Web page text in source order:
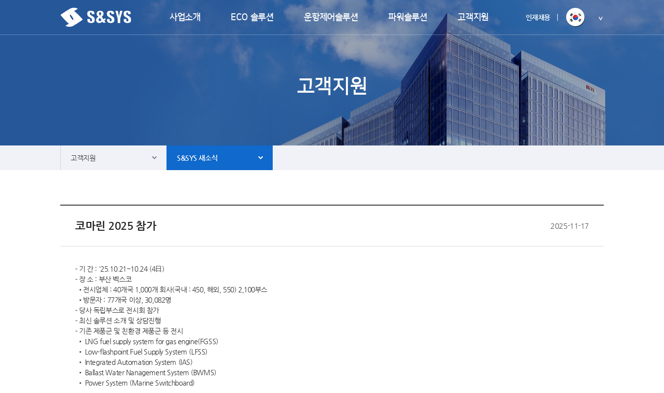
사업소개 ECO 솔루션 운항제어솔루션 파워솔루션 고객지원 인재채용
고객지원
고객지원
운항제어솔루션
파워솔루션
S&SYS 새소식
뉴스룸
코마린 2025 참가 2025-11-17
- 기 간 : '25.10.21~10.24 (4日)
- 장 소 : 부산 벡스코
•전시업체 : 40개국 1,000개 회사(국내 : 450, 해외, 550) 2,100부스
•방문자 : 77개국 이상, 30,082명
- 당사 독립부스로 전시회 참가
- 최신 솔루션 소개 및 상담진행
- 기존 제품군 및 친환경 제품군 등 전시
• LNG fuel supply system for gas engine(FGSS)
• Low-flashpoint Fuel Supply System (LFSS)
• Integrated Automation System (IAS)
• Ballast Water Nanagement System (BWMS)
• Power System (Marine Switchboard)